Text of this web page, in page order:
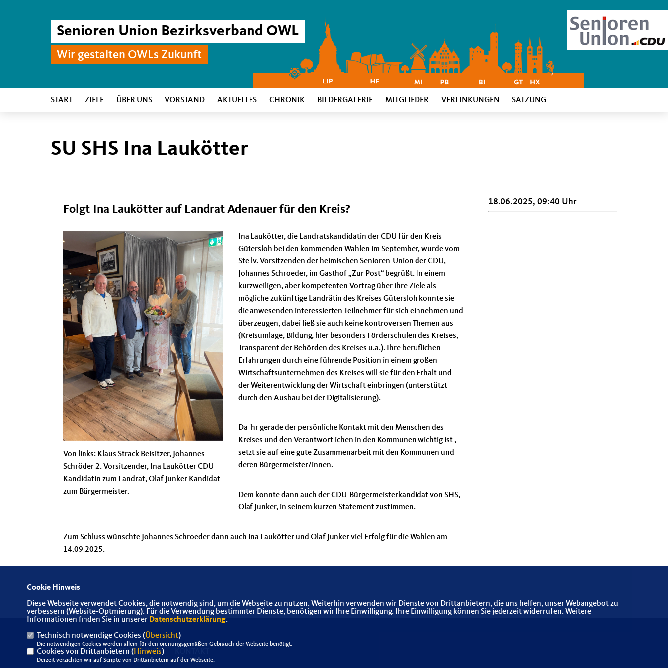
Senioren Union Bezirksverband OWL
Wir gestalten OWLs Zukunft
START ZIELE ÜBER UNS VORSTAND AKTUELLES CHRONIK BILDERGALERIE MITGLIEDER VERLINKUNGEN SATZUNG
SU SHS Ina Laukötter
Folgt Ina Laukötter auf Landrat Adenauer für den Kreis?
Von links: Klaus Strack Beisitzer, Johannes
Schröder 2. Vorsitzender, Ina Laukötter CDU
Kandidatin zum Landrat, Olaf Junker Kandidat
zum Bürgermeister.
Ina Laukötter, die Landratskandidatin der CDU für den Kreis
Gütersloh bei den kommenden Wahlen im September, wurde vom
Stellv. Vorsitzenden der heimischen Senioren-Union der CDU,
Johannes Schroeder, im Gasthof „Zur Post“ begrüßt. In einem
kurzweiligen, aber kompetenten Vortrag über ihre Ziele als
mögliche zukünftige Landrätin des Kreises Gütersloh konnte sie
die anwesenden interessierten Teilnehmer für sich einnehmen und
überzeugen, dabei ließ sie auch keine kontroversen Themen aus
(Kreisumlage, Bildung, hier besonders Förderschulen des Kreises,
Transparent der Behörden des Kreises u.a.). Ihre beruflichen
Erfahrungen durch eine führende Position in einem großen
Wirtschaftsunternehmen des Kreises will sie für den Erhalt und
der Weiterentwicklung der Wirtschaft einbringen (unterstützt
durch den Ausbau bei der Digitalisierung).
Da ihr gerade der persönliche Kontakt mit den Menschen des
Kreises und den Verantwortlichen in den Kommunen wichtig ist ,
setzt sie auf eine gute Zusammenarbeit mit den Kommunen und
deren Bürgermeister/innen.
Dem konnte dann auch der CDU-Bürgermeisterkandidat von SHS,
Olaf Junker, in seinem kurzen Statement zustimmen.
Zum Schluss wünschte Johannes Schroeder dann auch Ina Laukötter und Olaf Junker viel Erfolg für die Wahlen am
14.09.2025.
18.06.2025, 09:40 Uhr
IMPRESSUM DATENSCHUTZ
Cookie Hinweis
Diese Webseite verwendet Cookies, die notwendig sind, um die Webseite zu nutzen. Weiterhin verwenden wir Dienste von Drittanbietern, die uns helfen, unser Webangebot zu
verbessern (Website-Optmierung). Für die Verwendung bestimmter Dienste, benötigen wir Ihre Einwilligung. Ihre Einwilligung können Sie jederzeit widerrufen. Weitere
Informationen finden Sie in unserer Datenschutzerklärung.
Technisch notwendige Cookies (Übersicht)
Die notwendigen Cookies werden allein für den ordnungsgemäßen Gebrauch der Webseite benötigt.
Cookies von Drittanbietern ( Hinweis)
Derzeit verzichten wir auf Scripte von Drittanbietern auf der Webseite.